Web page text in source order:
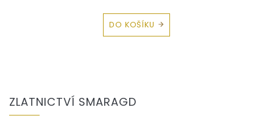
DO KOŠÍKU
ZLATNICTVÍ SMARAGD